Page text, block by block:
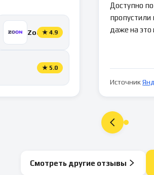
Zoon★4.9
★ 5.0
Доступно
пропустили
даже на это
Источник
Смотреть другие отзывы